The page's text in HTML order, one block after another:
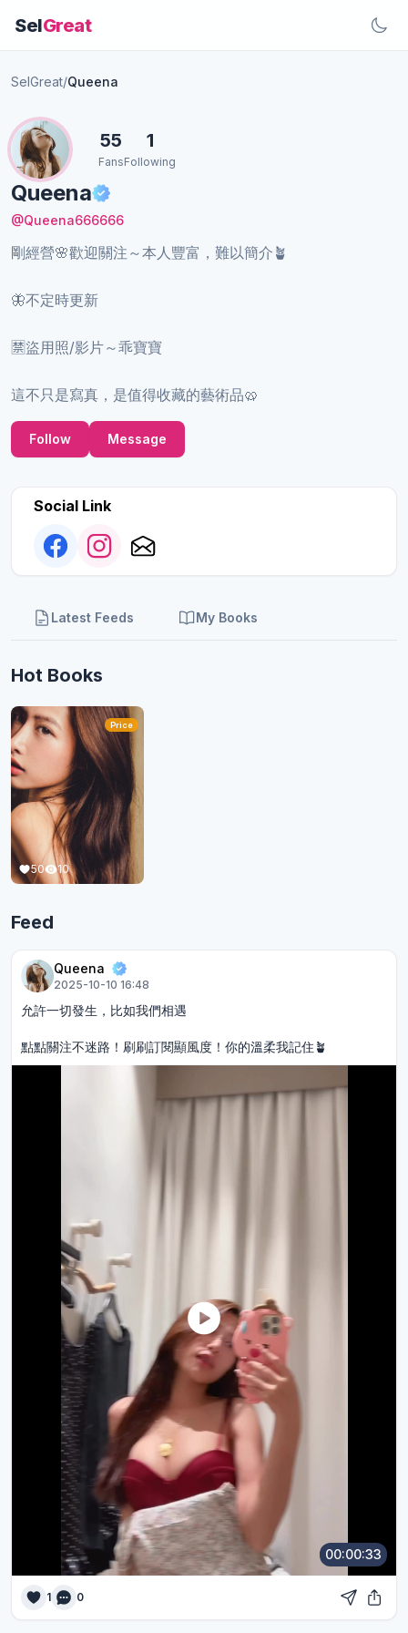
SelGreat
SelGreat/Queena
Queena
@Queena666666
剛經營🌸歡迎關注～本人豐富，難以簡介🪴
🦋不定時更新
🈲盜用照/影片～乖寶寶
這不只是寫真，是值得收藏的藝術品🥨
55
Fans
1
Following
Follow Message
Social Link
Latest Feeds My Books
Hot Books
50 10
Price
Feed
Queena
2025-10-10 16:48
允許一切發生，比如我們相遇
點點關注不迷路！刷刷訂閱顯風度！你的溫柔我記住🪴
00:00:33
1 0